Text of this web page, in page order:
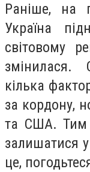
Раніше, на
Україна
світовому
кілька
за кордону,
та США. Тим
залишатися
це,